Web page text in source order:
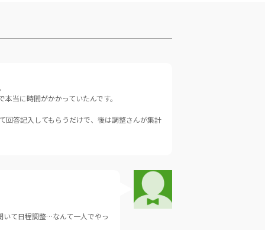
当に時間がかかっていたんです。
回答記入してもらうだけで、後は調整さんが集計
いて日程調整…なんて一人でやっ